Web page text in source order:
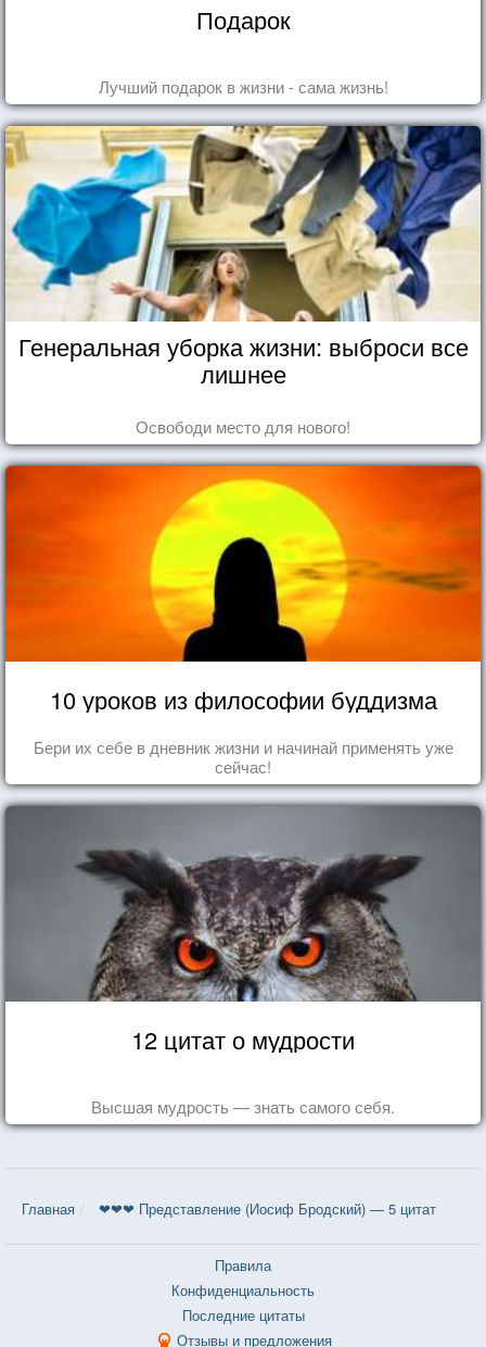
Подарок
Лучший подарок в жизни - сама жизнь!
Генеральная уборка жизни: выброси все
лишнее
Освободи место для нового!
10 уроков из философии буддизма
Бери их себе в дневник жизни и начинай применять уже
сейчас!
12 цитат о мудрости
Высшая мудрость — знать самого себя.
Главная ❤❤❤ Представление (Иосиф Бродский) — 5 цитат
Правила
Конфиденциальность
Последние цитаты
Отзывы и предложения